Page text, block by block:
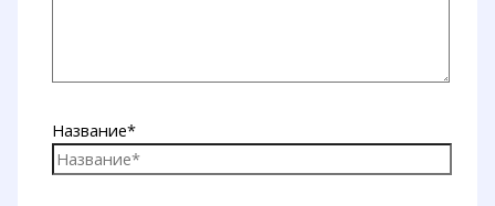
Название*